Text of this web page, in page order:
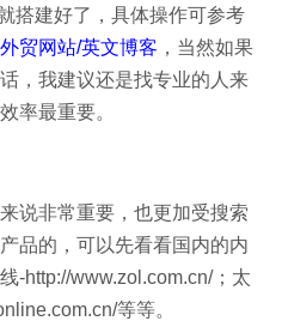
搭建好了，具体操作可参考
贸网站/英文博客 ，当然如果
，我建议还是找专业的人来
率最重要。
说非常重要，也更加受搜索
品的，可以先看看国内的内
-http://www.zol.com.cn/；太
等等。